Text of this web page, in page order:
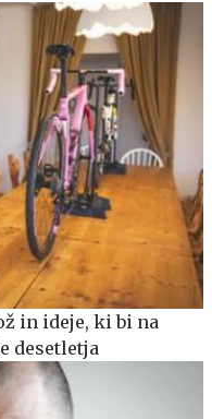
in ideje, ki bi na
desetletja